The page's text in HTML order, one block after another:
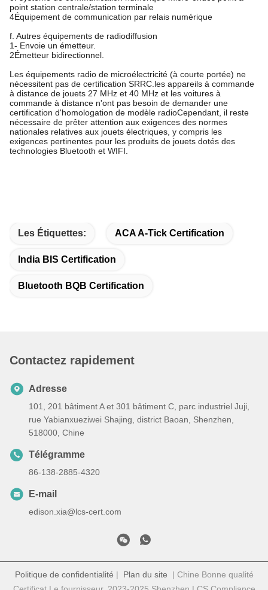
point station centrale/station terminale
4Équipement de communication par relais numérique
f. Autres équipements de radiodiffusion
1- Envoie un émetteur.
2Émetteur bidirectionnel.
Les équipements radio de microélectricité (à courte portée) ne
nécessitent pas de certification SRRC.les appareils à commande
à distance de jouets 27 MHz et 40 MHz et les voitures à
commande à distance n'ont pas besoin de demander une
certification d'homologation de modèle radioCependant, il reste
nécessaire de prêter attention aux exigences des normes
nationales relatives aux jouets électriques, y compris les
exigences pertinentes pour les produits de jouets dotés des
technologies Bluetooth et WIFI.
Contactez rapidement
101, 201 bâtiment A et 301 bâtiment C, parc industriel Juji,
rue Yabianxueziwei Shajing, district Baoan, Shenzhen,
Politique de confidentialité | Plan du site | Chine Bonne qualité